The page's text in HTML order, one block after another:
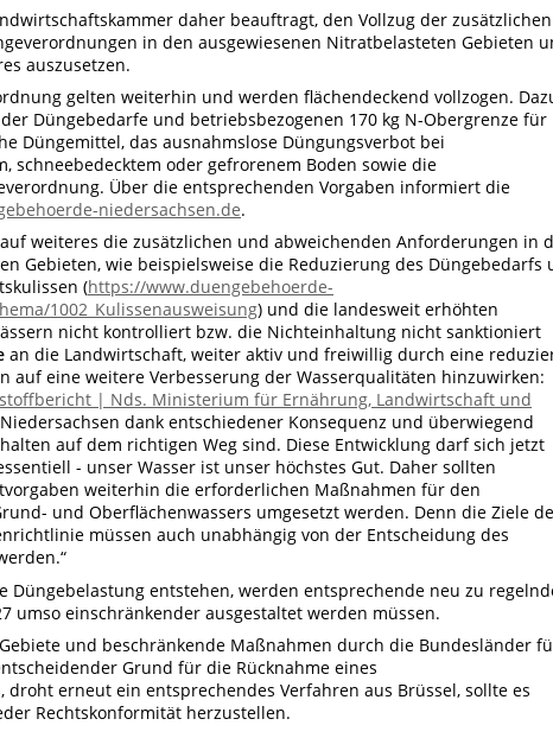
daher beauftragt, den Vollzug der zusätzlichen
in den ausgewiesenen Nitratbelasteten Gebieten
auszusetzen.
gelten weiterhin und werden flächendeckend vollzogen.
Düngebedarfe und betriebsbezogenen 170 kg N-Obergrenze für
Düngemittel, das ausnahmslose Düngungsverbot bei
schneebedecktem oder gefrorenem Boden sowie die
Über die entsprechenden Vorgaben informiert die
niedersachsen.de.
weiteres die zusätzlichen und abweichenden Anforderungen in
Gebieten, wie beispielsweise die Reduzierung des Düngebedarfs
(https://www.duengebehoerde-
1002_Kulissenausweisung) und die landesweit erhöhten
nicht kontrolliert bzw. die Nichteinhaltung nicht sanktioniert
an die Landwirtschaft, weiter aktiv und freiwillig durch eine
auf eine weitere Verbesserung der Wasserqualitäten hinzuwirken:
| Nds. Ministerium für Ernährung, Landwirtschaft und
dank entschiedener Konsequenz und überwiegend
auf dem richtigen Weg sind. Diese Entwicklung darf sich jetzt
- unser Wasser ist unser höchstes Gut. Daher sollten
weiterhin die erforderlichen Maßnahmen für den
und Oberflächenwassers umgesetzt werden. Denn die Ziele
müssen auch unabhängig von der Entscheidung des
Düngebelastung entstehen, werden entsprechende neu zu
umso einschränkender ausgestaltet werden müssen.
und beschränkende Maßnahmen durch die Bundesländer
Grund für die Rücknahme eines
erneut ein entsprechendes Verfahren aus Brüssel, sollte es
Rechtskonformität herzustellen.